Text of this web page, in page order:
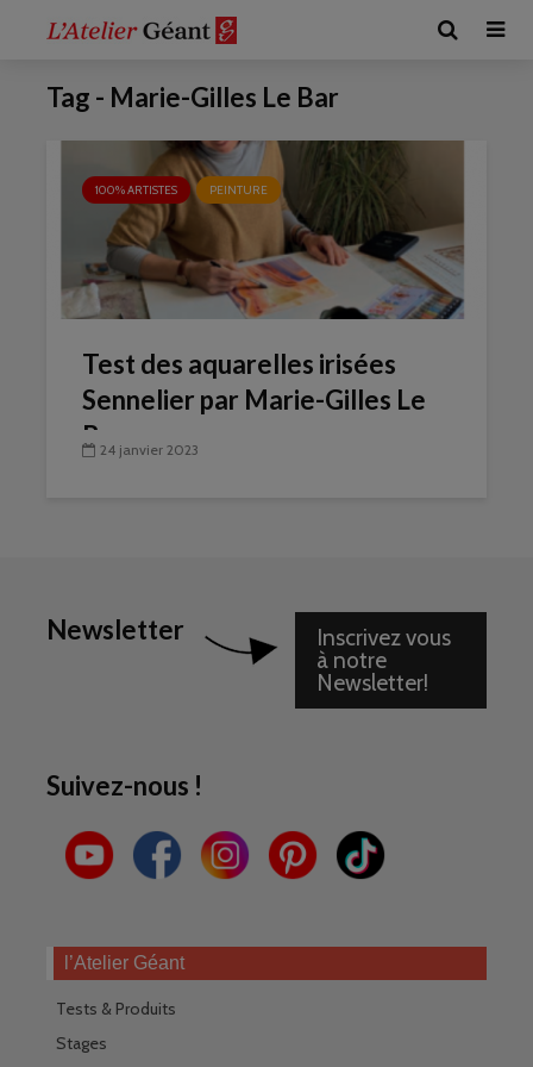
Tag - Marie-Gilles Le Bar
100% ARTISTES PEINTURE
Test des aquarelles irisées
Sennelier par Marie-Gilles Le
Bars
24 janvier 2023
Newsletter
Inscrivez vous
à notre
Newsletter!
Suivez-nous !
l’Atelier Géant
Tests & Produits
Stages